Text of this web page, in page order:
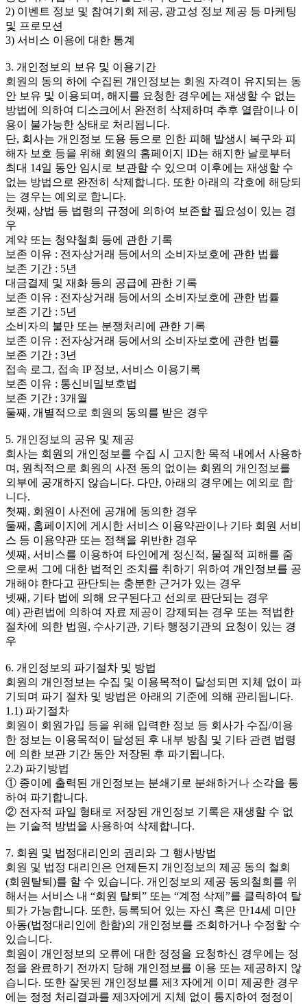
2) 이벤트 정보 및 참여기회 제공, 광고성 정보 제공 등 마케팅
및 프로모션
3) 서비스 이용에 대한 통계
3. 개인정보의 보유 및 이용기간
회원의 동의 하에 수집된 개인정보는 회원 자격이 유지되는 동
안 보유 및 이용되며, 해지를 요청한 경우에는 재생할 수 없는
방법에 의하여 디스크에서 완전히 삭제하며 추후 열람이나 이
용이 불가능한 상태로 처리됩니다.
단, 회사는 개인정보 도용 등으로 인한 피해 발생시 복구와 피
해자 보호 등을 위해 회원의 홈페이지 ID는 해지한 날로부터
최대 14일 동안 임시로 보관할 수 있으며 이후에는 재생할 수
없는 방법으로 완전히 삭제합니다. 또한 아래의 각호에 해당되
는 경우는 예외로 합니다.
첫째, 상법 등 법령의 규정에 의하여 보존할 필요성이 있는 경
우
계약 또는 청약철회 등에 관한 기록
보존 이유 : 전자상거래 등에서의 소비자보호에 관한 법률
보존 기간 : 5년
대금결제 및 재화 등의 공급에 관한 기록
보존 이유 : 전자상거래 등에서의 소비자보호에 관한 법률
보존 기간 : 5년
소비자의 불만 또는 분쟁처리에 관한 기록
보존 이유 : 전자상거래 등에서의 소비자보호에 관한 법률
보존 기간 : 3년
접속 로그, 접속 IP 정보, 서비스 이용기록
보존 이유 : 통신비밀보호법
보존 기간 : 3개월
둘째, 개별적으로 회원의 동의를 받은 경우
5. 개인정보의 공유 및 제공
회사는 회원의 개인정보를 수집 시 고지한 목적 내에서 사용하
며, 원칙적으로 회원의 사전 동의 없이는 회원의 개인정보를
외부에 공개하지 않습니다. 다만, 아래의 경우에는 예외로 합
니다.
첫째, 회원이 사전에 공개에 동의한 경우
둘째, 홈페이지에 게시한 서비스 이용약관이나 기타 회원 서비
스 등 이용약관 또는 정책을 위반한 경우
셋째, 서비스를 이용하여 타인에게 정신적, 물질적 피해를 줌
으로써 그에 대한 법적인 조치를 취하기 위하여 개인정보를 공
개해야 한다고 판단되는 충분한 근거가 있는 경우
넷째, 기타 법에 의해 요구된다고 선의로 판단되는 경우
예) 관련법에 의하여 자료 제공이 강제되는 경우 또는 적법한
절차에 의한 법원, 수사기관, 기타 행정기관의 요청이 있는 경
우
6. 개인정보의 파기절차 및 방법
회원의 개인정보는 수집 및 이용목적이 달성되면 지체 없이 파
기되며 파기 절차 및 방법은 아래의 기준에 의해 관리됩니다.
1.1) 파기절차
회원이 회원가입 등을 위해 입력한 정보 등 회사가 수집/이용
한 정보는 이용목적이 달성된 후 내부 방침 및 기타 관련 법령
에 의한 보관 기간 동안 저장된 후 파기됩니다.
2.2) 파기방법
① 종이에 출력된 개인정보는 분쇄기로 분쇄하거나 소각을 통
하여 파기합니다.
② 전자적 파일 형태로 저장된 개인정보 기록은 재생할 수 없
는 기술적 방법을 사용하여 삭제합니다.
7. 회원 및 법정대리인의 권리와 그 행사방법
회원 및 법정 대리인은 언제든지 개인정보의 제공 동의 철회
(회원탈퇴)를 할 수 있습니다. 개인정보의 제공 동의철회를 위
해서는 서비스 내 “회원 탈퇴” 또는 “계정 삭제”를 클릭하여 탈
퇴가 가능합니다. 또한, 등록되어 있는 자신 혹은 만14세 미만
아동(법정대리인에 한함)의 개인정보를 조회하거나 수정할 수
있습니다.
회원이 개인정보의 오류에 대한 정정을 요청하신 경우에는 정
정을 완료하기 전까지 당해 개인정보를 이용 또는 제공하지 않
습니다. 또한 잘못된 개인정보를 제3 자에게 이미 제공한 경우
에는 정정 처리결과를 제3자에게 지체 없이 통지하여 정정이